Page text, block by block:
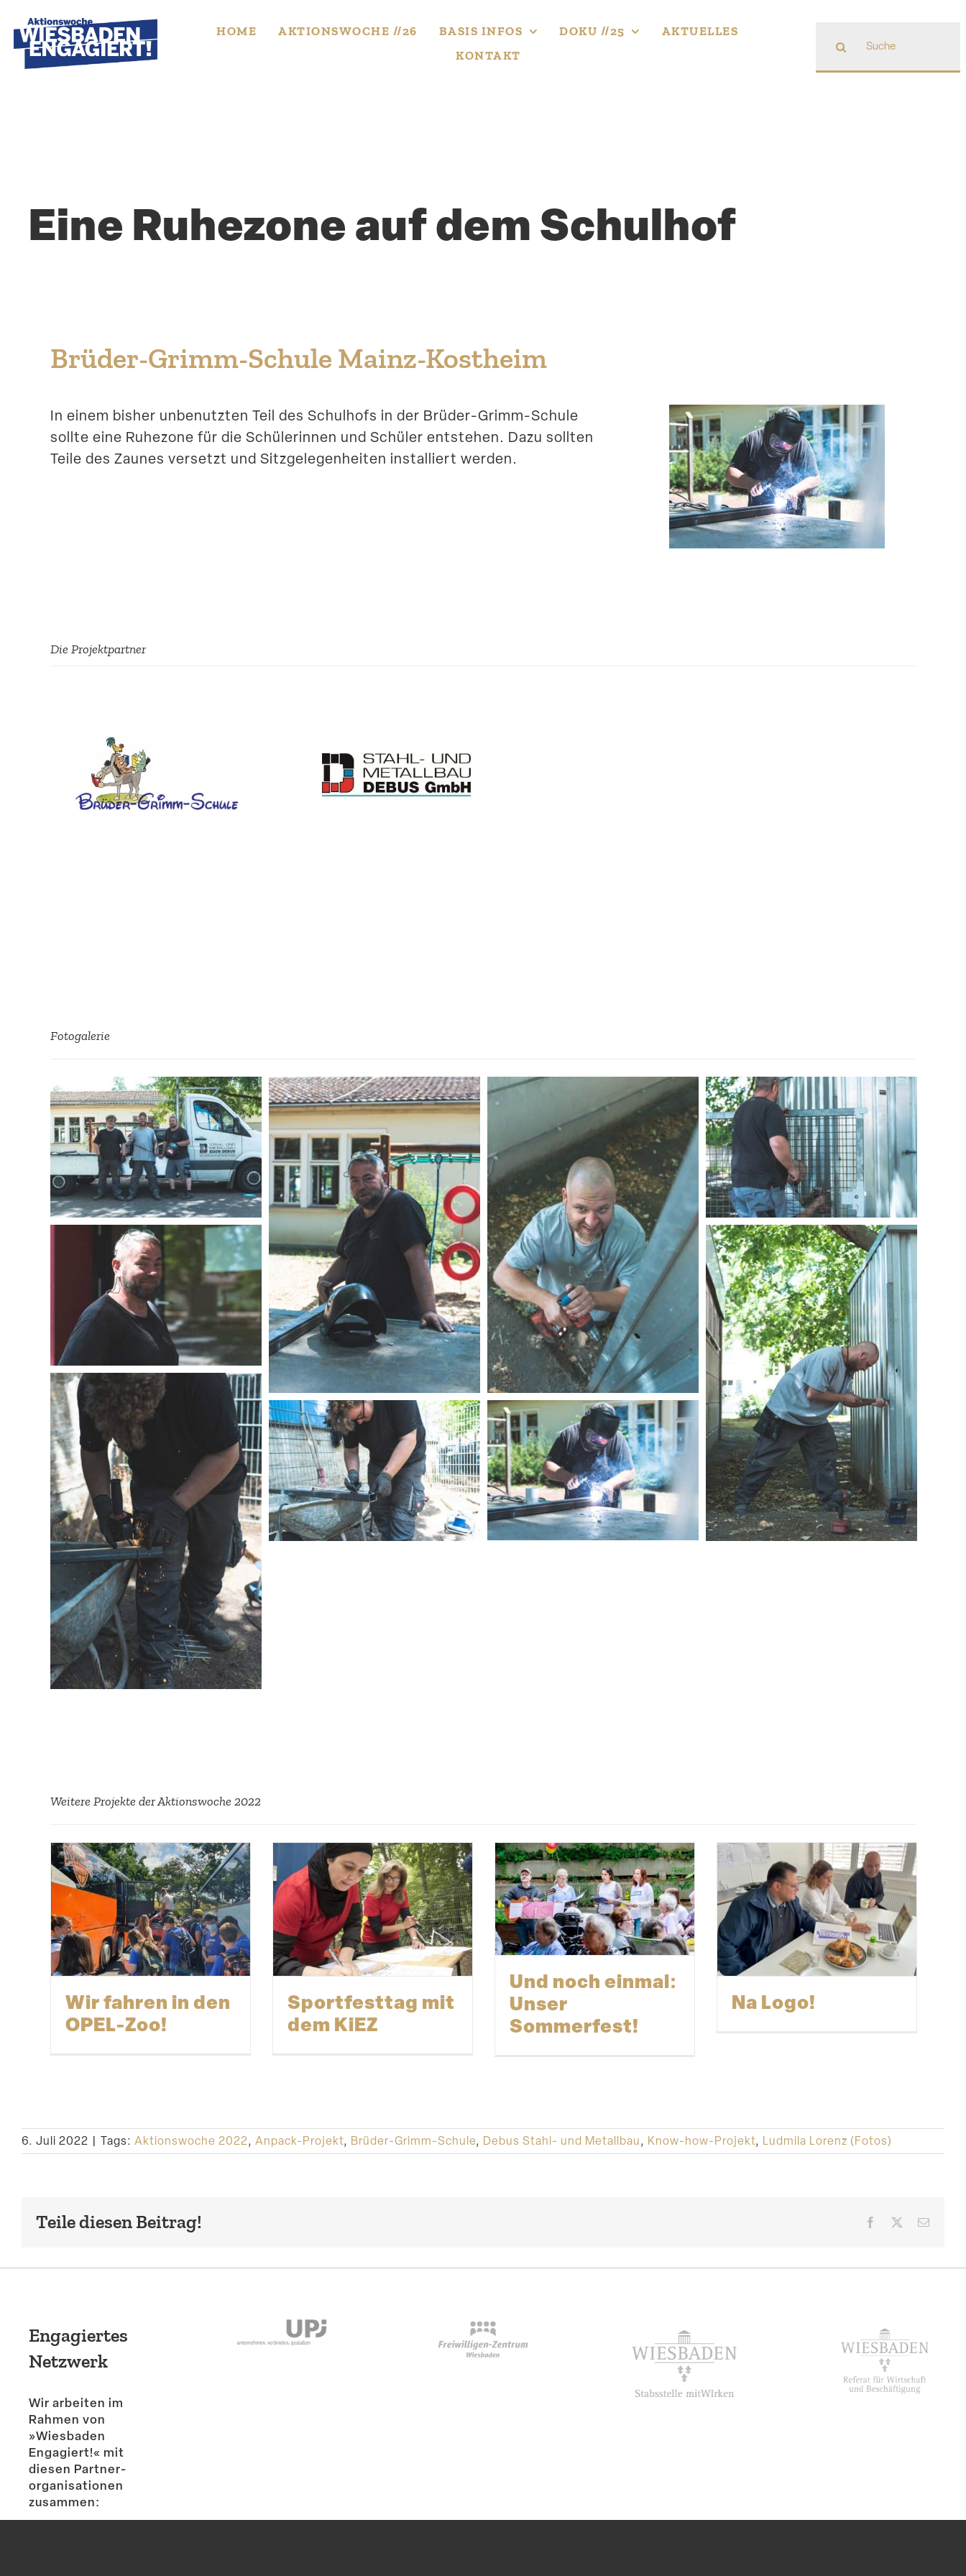
to
content
HOME AKTIONS­WOCHE //26 BASIS INFOS DOKU //25
AKTUELLES
KONTAKT
nach:
Eine Ruhezone auf dem Schulhof
Brüder-Grimm-Schule Mainz-Kostheim
In einem bisher unbenutzten Teil des Schulhofs in der Brüder-Grimm-Schule
sollte eine Ruhezone für die Schüle­rinnen und Schüler entstehen. Dazu sollten
Teile des Zaunes versetzt und Sitzge­le­gen­heiten instal­liert werden.
Die Projekt­partner
Fotoga­lerie
Weitere Projekte der Aktions­woche 2022
Wir fahren in den
OPEL-Zoo!
Sport­festtag mit
dem KiEZ
Und noch einmal:
Unser
Sommerfest!
Na Logo!
6. Juli 2022 | Tags: Aktionswoche 2022, Anpack-Projekt, Brüder-Grimm-Schule, Debus Stahl- und Metallbau, Know-how-Projekt, Ludmila Lorenz (Fotos)
Teile diesen Beitrag! Facebook
Engagiertes
Netzwerk
Wir arbeiten im
Rahmen von
»Wiesbaden
Engagiert!« mit
diesen Partner­
or­ga­ni­sa­tionen
zusammen: